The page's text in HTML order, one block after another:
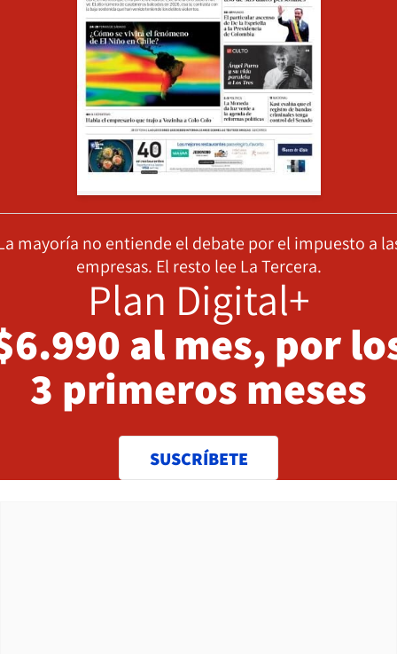
mayoría no entiende el debate por el impuesto a
empresas. El resto lee La Tercera.
Plan Digital+
al mes, por
3 primeros meses
SUSCRÍBETE